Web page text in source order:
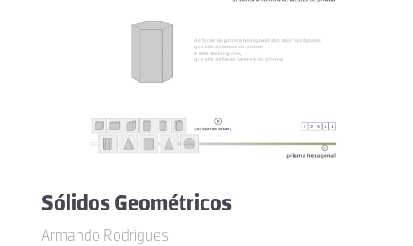
Sólidos Geométricos
Armando Rodrigues